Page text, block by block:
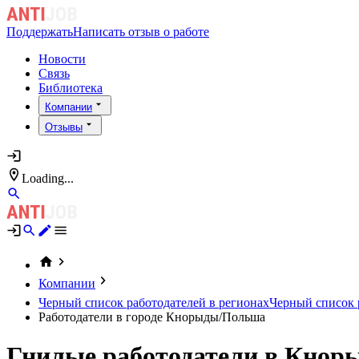
ПоддержатьНаписать отзыв о работе
Новости
Связь
Библиотека
Компании
Отзывы
Loading...
Компании
Черный список работодателей в регионахЧерный список
Работодатели в городе Кнорыды/Польша